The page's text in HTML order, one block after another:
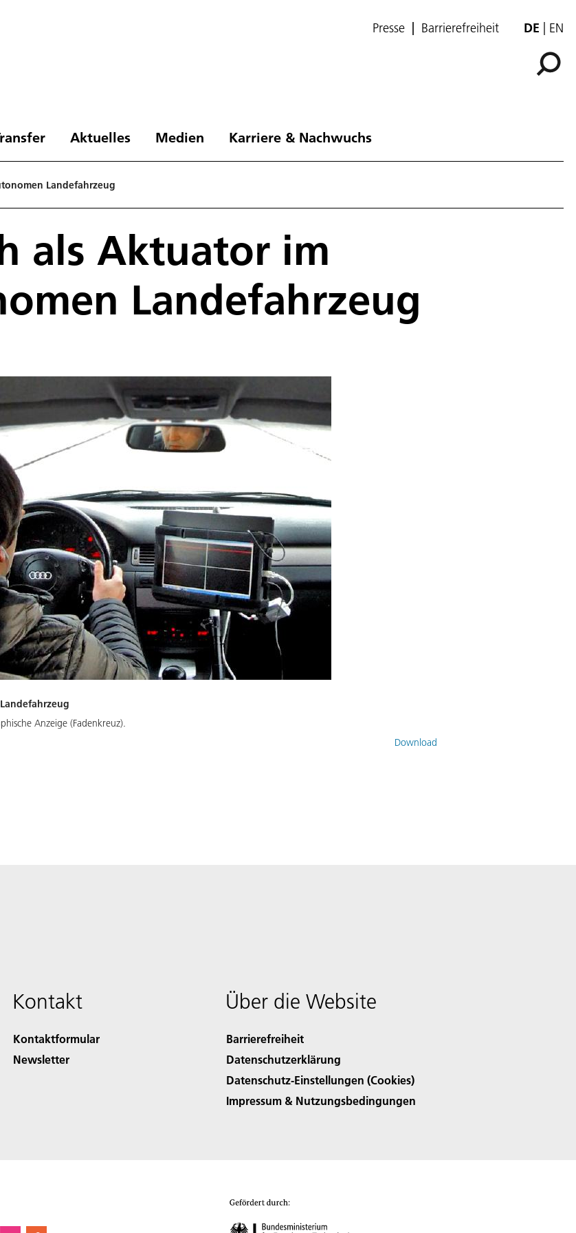
Presse Barrierefreiheit DE EN
Aktuelles Medien Karriere & Nachwuchs
Landefahrzeug
als Aktuator im
Landefahrzeug
Anzeige (Fadenkreuz).
Download
Kontakt
Kontaktformular
Newsletter
Über die Website
Barrierefreiheit
Datenschutzerklärung
Datenschutz-Einstellungen (Cookies)
Impressum & Nutzungsbedingungen